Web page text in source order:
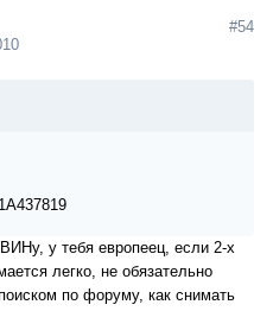
#54
у тебя европеец, если 2-х
легко, не обязательно
по форуму, как снимать